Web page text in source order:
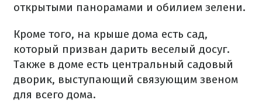
открытыми панорамами и обилием зелени.
Кроме того, на крыше дома есть сад,
который призван дарить веселый досуг.
Также в доме есть центральный садовый
дворик, выступающий связующим звеном
для всего дома.